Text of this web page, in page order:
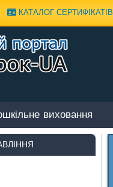
КАТАЛОГ СЕРТИФІКАТІВ
виховання